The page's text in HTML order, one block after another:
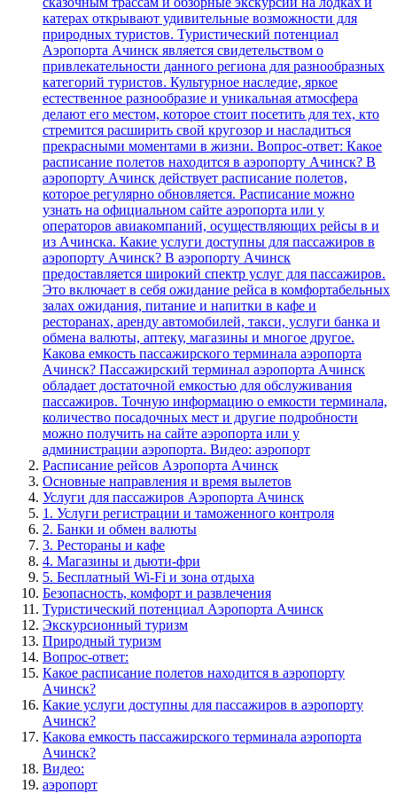
Расписание рейсов Аэропорта Ачинск
Основные направления и время вылетов
Услуги для пассажиров Аэропорта Ачинск
1. Услуги регистрации и таможенного контроля
2. Банки и обмен валюты
3. Рестораны и кафе
4. Магазины и дьюти-фри
5. Бесплатный Wi-Fi и зона отдыха
Безопасность, комфорт и развлечения
Туристический потенциал Аэропорта Ачинск
Экскурсионный туризм
Природный туризм
Вопрос-ответ:
Какое расписание полетов находится в аэропорту
Ачинск?
Какие услуги доступны для пассажиров в аэропорту
Ачинск?
Какова емкость пассажирского терминала аэропорта
Ачинск?
Видео:
аэропорт